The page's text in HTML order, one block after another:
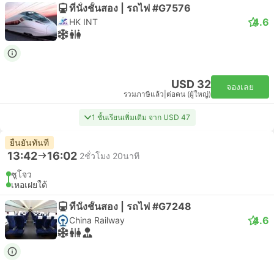
ที่นั่งชั้นสอง | รถไฟ #G7576
HK INT 4.6
USD 32
รวมภาษีแล้ว ต่อคน (ผู้ใหญ่)
จองเลย
1 ชั้นเรียนเพิ่มเติม จาก USD 47
ยืนยันทันที
13:42 16:02 2ชั่วโมง 20นาที
ซูโจว
เหอเฝยใต้
ที่นั่งชั้นสอง | รถไฟ #G7248
China Railway 4.6